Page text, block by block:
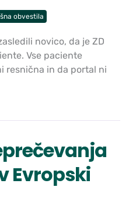
obvestila
novico, da je ZD
Vse paciente
resnična in da portal ni
Evropski